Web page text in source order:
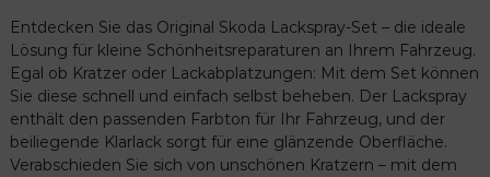
s
s
P
e
r
Entdecken Sie das Original Skoda Lackspray-Set – die ideale
Lösung für kleine Schönheitsreparaturen an Ihrem Fahrzeug.
Egal ob Kratzer oder Lackabplatzungen: Mit dem Set können
Sie diese schnell und einfach selbst beheben. Der Lackspray
enthält den passenden Farbton für Ihr Fahrzeug, und der
beiliegende Klarlack sorgt für eine glänzende Oberfläche.
Verabschieden Sie sich von unschönen Kratzern – mit dem